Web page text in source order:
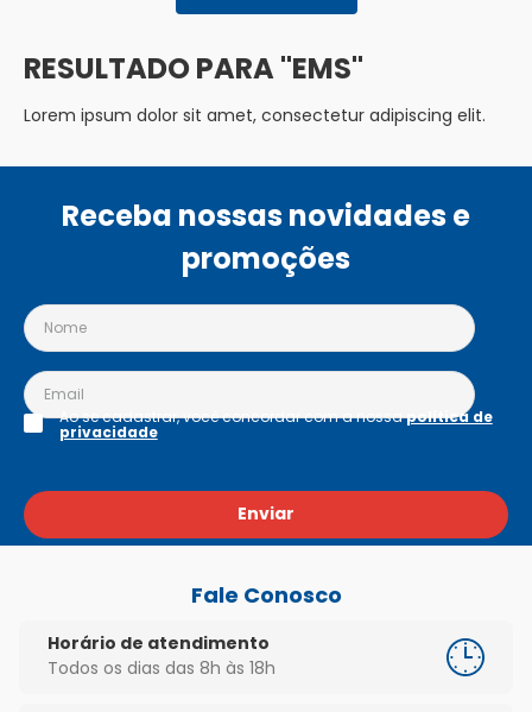
EMS
Lorem ipsum dolor sit amet, consectetur adipiscing elit.
Receba nossas novidades e
promoções
Enviar
Ao se cadastrar, você concordar com a nossapolítica de
privacidade
Fale Conosco
Horário de atendimento
Todos os dias das 8h às 18h